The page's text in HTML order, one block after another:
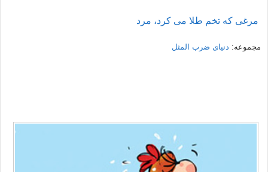
مرغی که تخم طلا می کرد، مرد
مجموعه: دنیای ضرب المثل